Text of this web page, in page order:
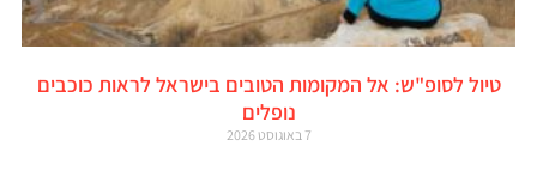
טיול לסופ"ש: אל המקומות הטובים בישראל לראות כוכבים
נופלים
7 באוגוסט 2026